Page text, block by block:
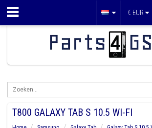
€ EUR
T800 GALAXY TAB S 10.5 WI-FI